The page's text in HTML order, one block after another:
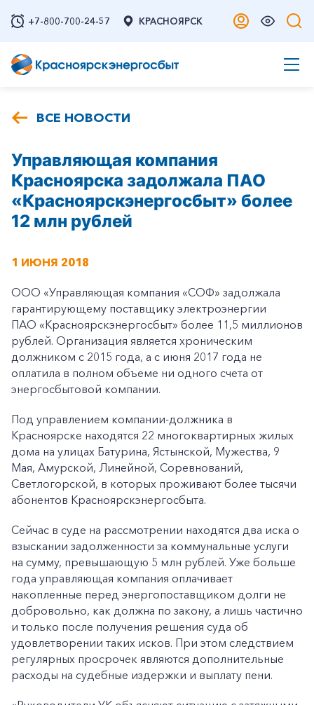
+7-800-700-24-57 КРАСНОЯРСК
ВСЕ НОВОСТИ
Управляющая компания
Красноярска задолжала ПАО
«Красноярскэнергосбыт» более
12 млн рублей
1 ИЮНЯ 2018
ООО «Управляющая компания «СОФ» задолжала
гарантирующему поставщику электроэнергии
ПАО «Красноярскэнергосбыт» более 11,5 миллионов
рублей. Организация является хроническим
должником с 2015 года, а с июня 2017 года не
оплатила в полном объеме ни одного счета от
энергосбытовой компании.
Под управлением компании-должника в
Красноярске находятся 22 многоквартирных жилых
дома на улицах Батурина, Ястынской, Мужества, 9
Мая, Амурской, Линейной, Соревнований,
Светлогорской, в которых проживают более тысячи
абонентов Красноярскэнергосбыта.
Сейчас в суде на рассмотрении находятся два иска о
взыскании задолженности за коммунальные услуги
на сумму, превышающую 5 млн рублей. Уже больше
года управляющая компания оплачивает
накопленные перед энергопоставщиком долги не
добровольно, как должна по закону, а лишь частично
и только после получения решения суда об
удовлетворении таких исков. При этом следствием
регулярных просрочек являются дополнительные
расходы на судебные издержки и выплату пени.